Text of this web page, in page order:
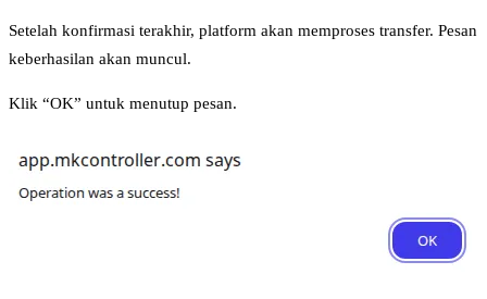
Setelah konfirmasi terakhir, platform akan memproses transfer. Pesan
keberhasilan akan muncul.
Klik “OK” untuk menutup pesan.